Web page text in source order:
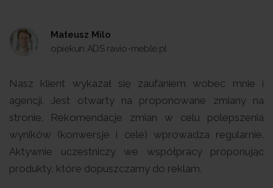
Mateusz Milo
opiekun ADS ravio-meble.pl
Nasz klient wykazał się zaufaniem wobec mnie i
agencji. Jest otwarty na proponowane zmiany na
stronie. Rekomendacje zmian w celu polepszenia
wyników (konwersje i cele) wprowadza regularnie.
Aktywnie uczestniczy we współpracy proponując
produkty, które dopuszczamy do reklam.